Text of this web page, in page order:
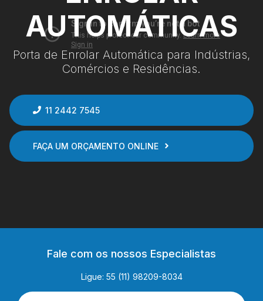
AUTOMÁTICAS
Porta de Enrolar Automática para Indústrias,
Comércios e Residências.
11 2442 7545
FAÇA UM ORÇAMENTO ONLINE
Fale com os nossos Especialistas
Ligue: 55 (11) 98209-8034